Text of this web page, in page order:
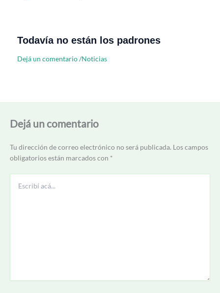
Todavía no están los padrones
Dejá un comentario/Noticias
Dejá un comentario
Tu dirección de correo electrónico no será publicada. Los campos
obligatorios están marcados con *
acá...